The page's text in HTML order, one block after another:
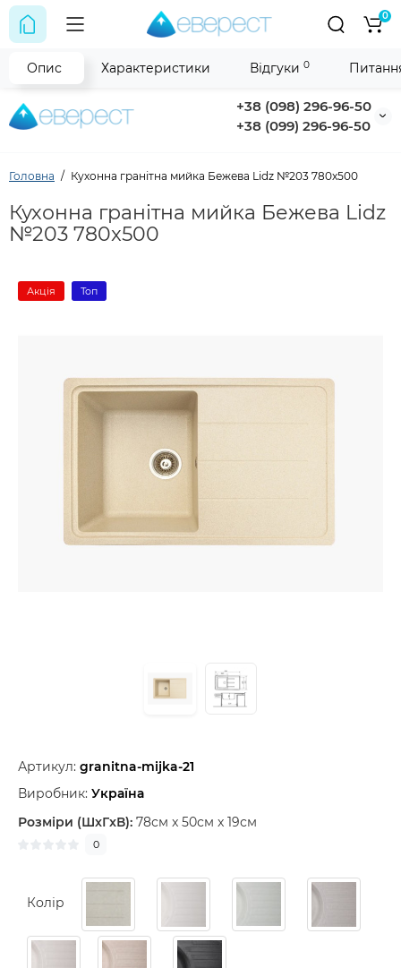
+38 (098) 296-96-50
+38 (099) 296-96-50
0
Головна Кухонна гранітна мийка Бежева Lidz №203 780x500
Кухонна гранітна мийка Бежева Lidz
№203 780x500
Акція Топ
Артикул: granitna-mijka-21
Виробник: Україна
Розміри (ШxГxВ): 78см x 50см x 19см
0
Колір
Опис Характеристики Відгуки 0